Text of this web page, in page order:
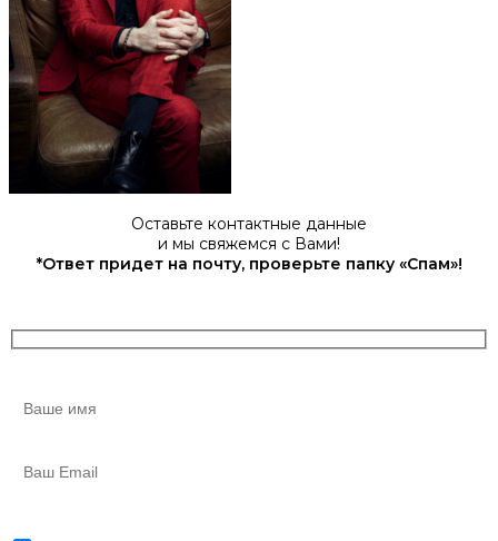
Оставьте контактные данные
и мы свяжемся с Вами!
*Ответ придет на почту, проверьте папку «Спам»!